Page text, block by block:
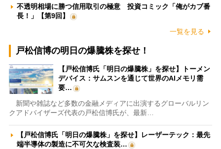
不透明相場に勝つ信用取引の極意 投資コミック「俺がカブ番
長！」【第9回】
一覧を見る
戸松信博の明日の爆騰株を探せ！
【戸松信博氏「明日の爆騰株」を探せ】トーメン
デバイス：サムスンを通じて世界のAIメモリ需
要…
新聞や雑誌など多数の金融メディアに出演するグローバルリン
クアドバイザーズ代表の戸松信博氏が、最新…
【戸松信博氏「明日の爆騰株」を探せ】レーザーテック：最先
端半導体の製造に不可欠な検査装…